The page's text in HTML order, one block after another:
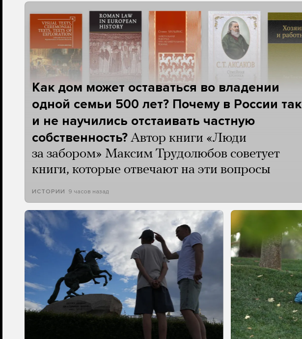
Как дом может оставаться во владении
одной семьи 500 лет? Почему в России так
и не научились отстаивать частную
собственность? Автор книги «Люди
за забором» Максим Трудолюбов советует
книги, которые отвечают на эти вопросы
ИСТОРИИ 9 часов назад